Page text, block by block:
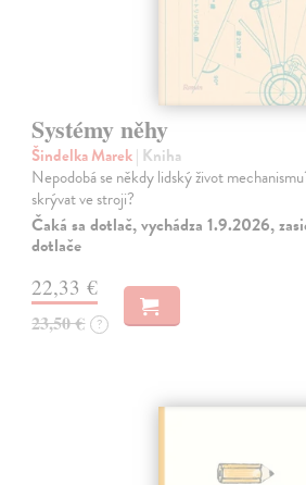
Systémy něhy
Šindelka Marek| Kniha
Nepodobá se někdy lidský život
skrývat ve stroji?
Čaká sa dotlač, vychádza 1.9.2026,
dotlače
22,33 €
23,50 € ?